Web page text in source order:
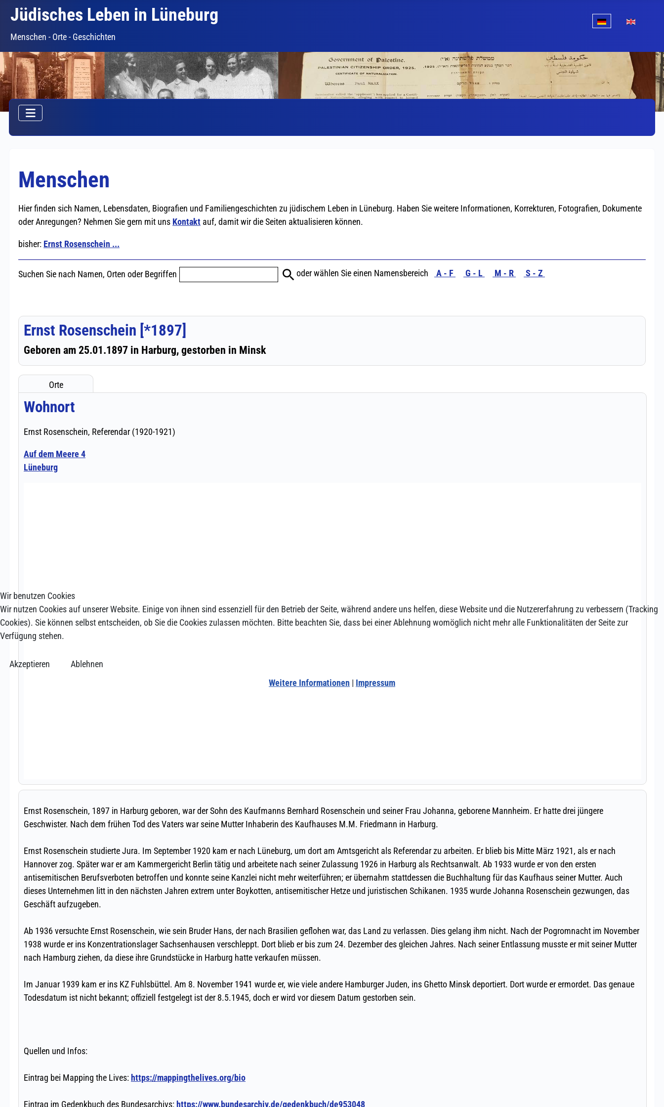
Jüdisches Leben in Lüneburg
Menschen - Orte - Geschichten
Wir benutzen Cookies
Wir nutzen Cookies auf unserer Website. Einige von ihnen sind essenziell für den Betrieb der Seite, während andere uns helfen, diese Website und die Nutzererfahrung zu verbessern (Tracking
Cookies). Sie können selbst entscheiden, ob Sie die Cookies zulassen möchten. Bitte beachten Sie, dass bei einer Ablehnung womöglich nicht mehr alle Funktionalitäten der Seite zur
Verfügung stehen.
Akzeptieren
Ablehnen
Weitere Informationen | Impressum